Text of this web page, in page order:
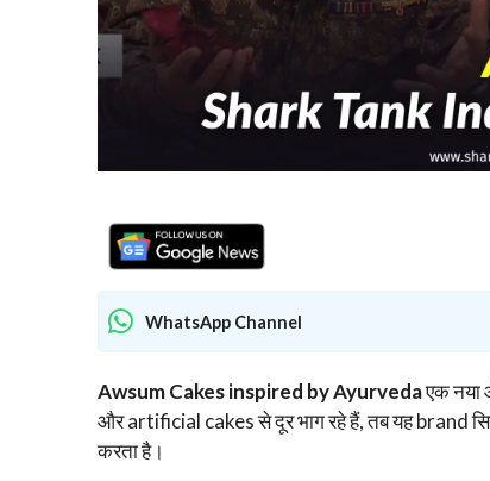
WhatsApp Channel
Awsum Cakes inspired by Ayurvedaएक
और artificial cakes से दूर भाग रहे हैं, तब यह brand
करता है।